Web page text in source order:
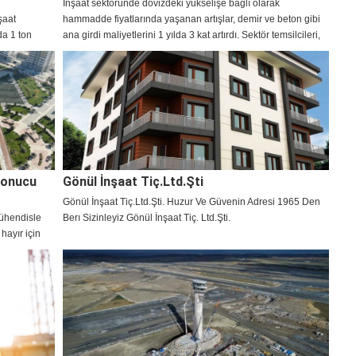
1 ton
artarak
İnşaat sektöründe dövizdeki yükselişe bağlı olarak
hammadde fiyatlarında yaşanan artışlar, demir ve beton gibi
ana girdi maliyetlerini 1 yılda 3 kat artırdı. Sektör temsilcileri,
alt yüklenicilerinin teminat mektuplarının yakılmasının önüne
geçmesine yönelik acil eylem çağrısında bulundu.
için
Gönül İnşaat Tiç.Ltd.Şti
Gönül İnşaat Tiç.Ltd.Şti. Huzur Ve Güvenin Adresi 1965 Den
Berı Sizinleyiz Gönül İnşaat Tiç. Ltd.Şti.